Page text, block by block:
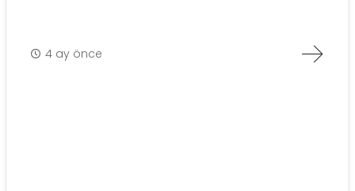
4 ay önce